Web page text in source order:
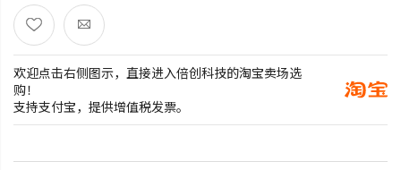
欢迎点击右侧图示，直接进入倍创科技的淘宝卖场选
购！
支持支付宝，提供增值税发票。